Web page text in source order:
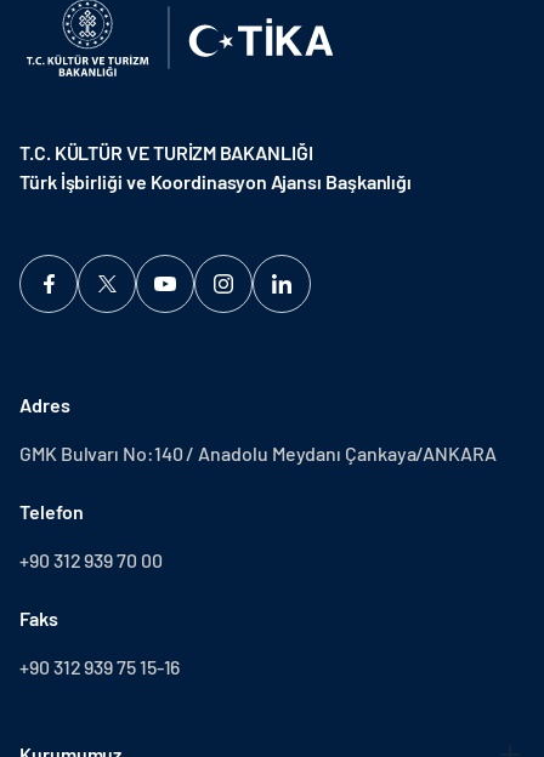
T.C. KÜLTÜR VE TURİZM BAKANLIĞI
Türk İşbirliği ve Koordinasyon Ajansı Başkanlığı
Adres
GMK Bulvarı No:140 / Anadolu Meydanı Çankaya/ANKARA
Telefon
+90 312 939 70 00
Faks
+90 312 939 75 15-16